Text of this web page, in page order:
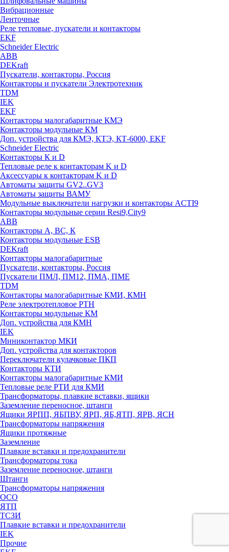
Вибрационные
Ленточные
Реле тепловые, пускатели и контакторы
EKF
Schneider Electric
ABB
DEKraft
Пускатели, контакторы, Россия
Контакторы и пускатели Электротехник
TDM
IEK
EKF
Контакторы малогабаритные КМЭ
Контакторы модульные КМ
Доп. устройства для КМЭ, КТЭ, КТ-6000, EKF
Schneider Electric
Контакторы К и D
Тепловые реле к контакторам K и D
Аксессуары к контакторам K и D
Автоматы защиты GV2..GV3
Автоматы защиты ВАМУ
Модульные выключатели нагрузки и контакторы ACTI9
Контакторы модульные серии Resi9,City9
ABB
Контакторы А, ВС, К
Контакторы модульные ESB
DEKraft
Контакторы малогабаритные
Пускатели, контакторы, Россия
Пускатели ПМЛ, ПМ12, ПМА, ПМЕ
TDM
Контакторы малогабаритные КМИ, КМН
Реле электротепловое РТН
Контакторы модульные КМ
Доп. устройства для КМН
IEK
Миниконтактор МКИ
Доп. устройства для контакторов
Переключатели кулачковые ПКП
Контакторы КТИ
Контакторы малогабаритные КМИ
Тепловые реле РTИ для КМИ
Трансформаторы, плавкие вставки, ящики
Заземление переносное, штанги
Ящики ЯРПП, ЯБПВУ, ЯРП, ЯБ,ЯТП, ЯРВ, ЯСН
Трансформаторы напряжения
Ящики протяжные
Заземление
Плавкие вставки и предохранители
Трансформаторы тока
Заземление переносное, штанги
Штанги
Трансформаторы напряжения
ОСО
ЯТП
ТСЗИ
Плавкие вставки и предохранители
IEK
Прочие